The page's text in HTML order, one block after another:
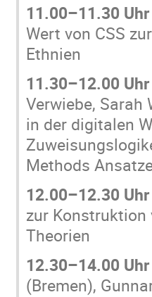
11.00–11.30 Uhr
Wert von CSS
Ethnien
11.30–12.00 Uhr
Verwiebe, Sarah
in der digitalen
Methods
12.00–12.30 Uhr
zur
Theorien
12.30–14.00 Uhr
(Bremen),